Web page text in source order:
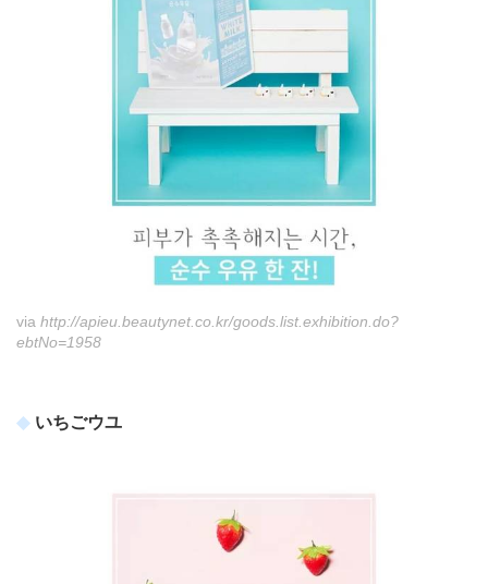
via http://apieu.beautynet.co.kr/goods.list.exhibition.do?
ebtNo=1958
いちごウユ